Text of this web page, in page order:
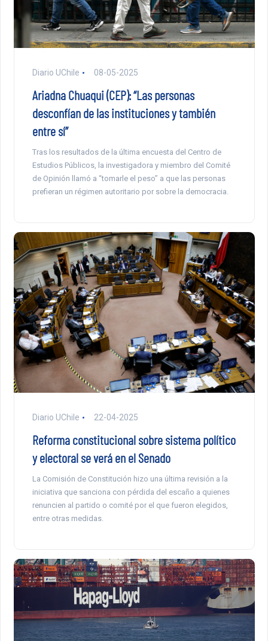
Diario UChile 08-05-2025
Ariadna Chuaqui (CEP): “Las personas
desconfían de las instituciones y también
entre sí”
Tras los resultados de la última encuesta del Centro de
Estudios Públicos, la investigadora y miembro del Comité
de Opinión llamó a “tomarle el peso” a que las personas
prefieran un régimen autoritario por sobre la democracia.
Diario UChile 22-04-2025
Reforma constitucional sobre sistema político
y electoral se verá en el Senado
La Comisión de Constitución hizo una última revisión a la
iniciativa que sanciona con pérdida del escaño a quienes
renuncien al partido o comité por el que fueron elegidos,
entre otras medidas.